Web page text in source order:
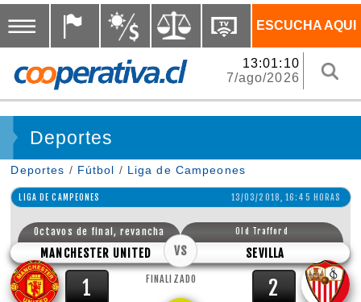
ESCUCHA AQUI
13:01:11
7/ago/2026
Deportes
Deportes / Fútbol / Liga de Campeones
LIGA DE CAMPEONES 13/03/2018, 16:45 HORAS
Octavos de final, revancha
MANCHESTER UNITED
Old Trafford
SEVILLA
VS
1 FINALIZADO 2